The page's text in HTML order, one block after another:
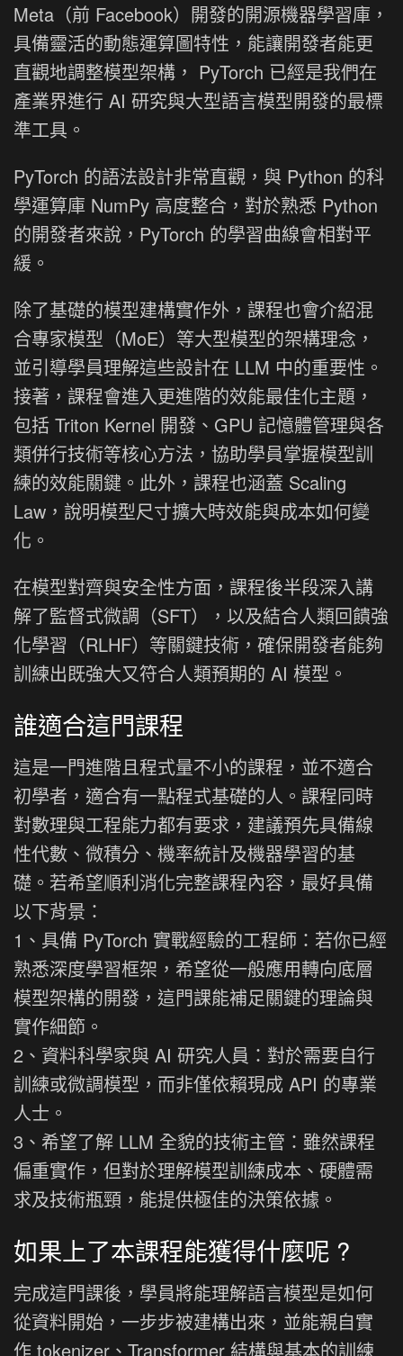
Meta（前 Facebook）開發的開源機器學習庫，
具備靈活的動態運算圖特性，能讓開發者能更
直觀地調整模型架構， PyTorch 已經是我們在
產業界進行 AI 研究與大型語言模型開發的最標
準工具。
PyTorch 的語法設計非常直觀，與 Python 的科
學運算庫 NumPy 高度整合，對於熟悉 Python
的開發者來說，PyTorch 的學習曲線會相對平
緩。
除了基礎的模型建構實作外，課程也會介紹混
合專家模型（MoE）等大型模型的架構理念，
並引導學員理解這些設計在 LLM 中的重要性。
接著，課程會進入更進階的效能最佳化主題，
包括 Triton Kernel 開發、GPU 記憶體管理與各
類併行技術等核心方法，協助學員掌握模型訓
練的效能關鍵。此外，課程也涵蓋 Scaling
Law，說明模型尺寸擴大時效能與成本如何變
化。
在模型對齊與安全性方面，課程後半段深入講
解了監督式微調（SFT），以及結合人類回饋強
化學習（RLHF）等關鍵技術，確保開發者能夠
訓練出既強大又符合人類預期的 AI 模型。
誰適合這門課程
這是一門進階且程式量不小的課程，並不適合
初學者，適合有一點程式基礎的人。課程同時
對數理與工程能力都有要求，建議預先具備線
性代數、微積分、機率統計及機器學習的基
礎。若希望順利消化完整課程內容，最好具備
以下背景：
1、具備 PyTorch 實戰經驗的工程師：若你已經
熟悉深度學習框架，希望從一般應用轉向底層
模型架構的開發，這門課能補足關鍵的理論與
實作細節。
2、資料科學家與 AI 研究人員：對於需要自行
訓練或微調模型，而非僅依賴現成 API 的專業
人士。
3、希望了解 LLM 全貌的技術主管：雖然課程
偏重實作，但對於理解模型訓練成本、硬體需
求及技術瓶頸，能提供極佳的決策依據。
如果上了本課程能獲得什麼呢 ?
完成這門課後，學員將能理解語言模型是如何
從資料開始，一步步被建構出來，並能親自實
作 tokenizer、Transformer 結構與基本的訓練